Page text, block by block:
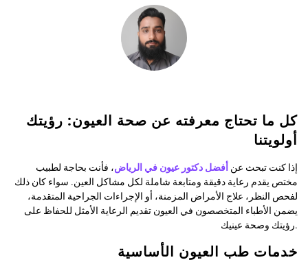
كل ما تحتاج معرفته عن صحة العيون: رؤيتك
أولويتنا
إذا كنت تبحث عن أفضل دكتور عيون في الرياض، فأنت بحاجة لطبيب
مختص يقدم رعاية دقيقة ومتابعة شاملة لكل مشاكل العين. سواء كان ذلك
لفحص النظر، علاج الأمراض المزمنة، أو الإجراءات الجراحية المتقدمة،
يضمن الأطباء المتخصصون في العيون تقديم الرعاية الأمثل للحفاظ على
رؤيتك وصحة عينيك.
خدمات طب العيون الأساسية